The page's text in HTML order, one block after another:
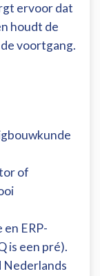
ervoor dat
houdt de
voortgang.
of
ERP-
is een pré).
Nederlands